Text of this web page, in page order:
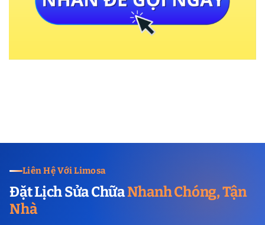
Liên Hệ Với Limosa
Đặt Lịch Sửa ChữaNhanh Chóng, Tận
Nhà